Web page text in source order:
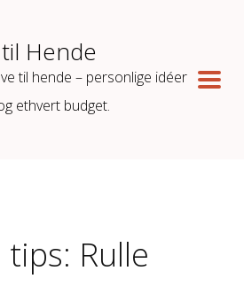
Hende
til hende – personlige idéer
ethvert budget.
Rulle